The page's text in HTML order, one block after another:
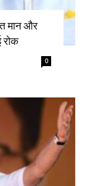
मान और
रोक
0